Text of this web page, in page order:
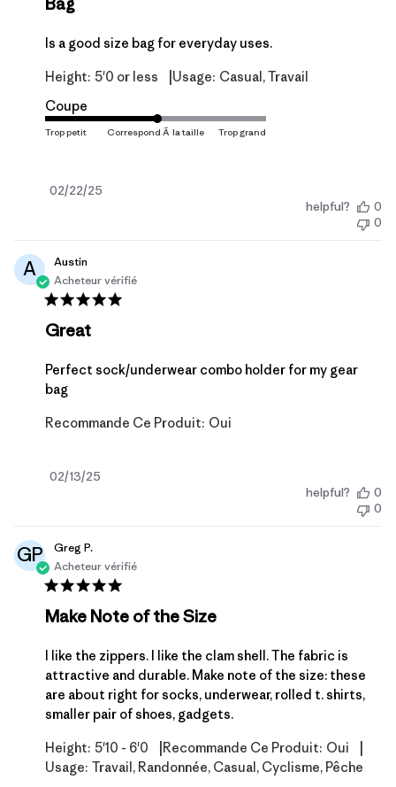
Is a good size bag for everyday uses.
Height: 5'0 or less Usage: Casual, Travail
Coupe
Date
02/22/25
helpful?
0
0
A
Austin
Acheteur vérifié
Great
Perfect sock/underwear combo holder for my gear
bag
Recommande Ce Produit: Oui
Date
02/13/25
helpful?
0
0
GP
Greg P.
Acheteur vérifié
Make Note of the Size
I like the zippers. I like the clam shell. The fabric is
attractive and durable. Make note of the size: these
are about right for socks, underwear, rolled t. shirts,
smaller pair of shoes, gadgets.
Height: 5'10 - 6'0 Recommande Ce Produit: Oui
Usage: Travail, Randonnée, Casual, Cyclisme, Pêche